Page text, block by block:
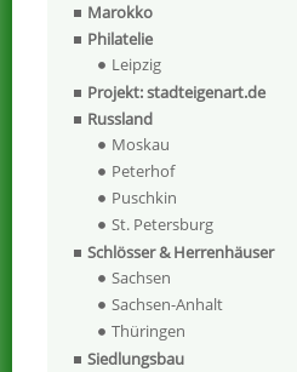
Marokko
Philatelie
Leipzig
Projekt: stadteigenart.de
Russland
Moskau
Peterhof
Puschkin
St. Petersburg
Schlösser & Herrenhäuser
Sachsen
Sachsen-Anhalt
Thüringen
Siedlungsbau